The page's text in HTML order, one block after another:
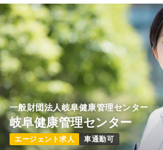
一般財団法人岐阜健康管理センター
岐阜健康管理センター
エージェント求人 車通勤可